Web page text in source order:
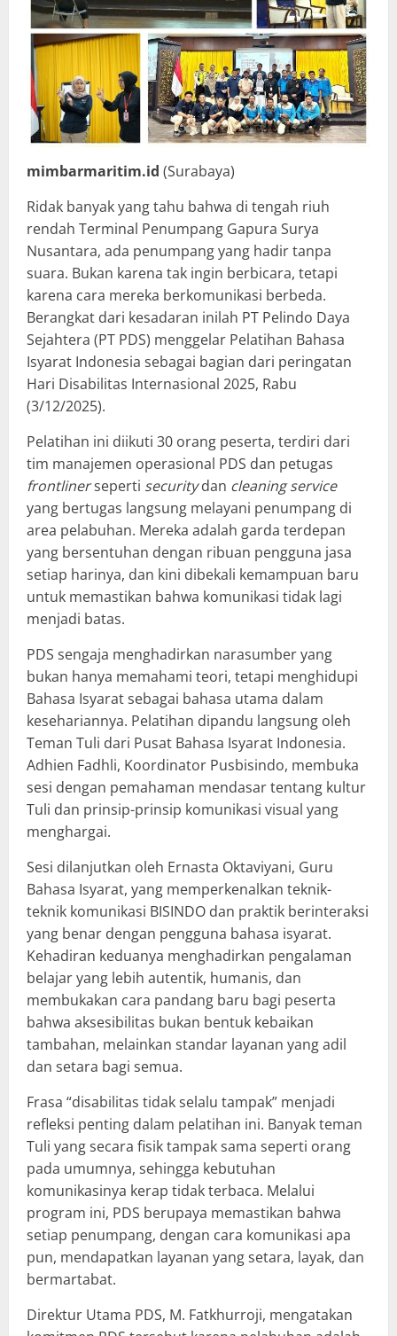
mimbarmaritim.id (Surabaya)
Ridak banyak yang tahu bahwa di tengah riuh
rendah Terminal Penumpang Gapura Surya
Nusantara, ada penumpang yang hadir tanpa
suara. Bukan karena tak ingin berbicara, tetapi
karena cara mereka berkomunikasi berbeda.
Berangkat dari kesadaran inilah PT Pelindo Daya
Sejahtera (PT PDS) menggelar Pelatihan Bahasa
Isyarat Indonesia sebagai bagian dari peringatan
Hari Disabilitas Internasional 2025, Rabu
(3/12/2025).
Pelatihan ini diikuti 30 orang peserta, terdiri dari
tim manajemen operasional PDS dan petugas
frontlinerseperti securitydan cleaning service
yang bertugas langsung melayani penumpang di
area pelabuhan. Mereka adalah garda terdepan
yang bersentuhan dengan ribuan pengguna jasa
setiap harinya, dan kini dibekali kemampuan baru
untuk memastikan bahwa komunikasi tidak lagi
menjadi batas.
PDS sengaja menghadirkan narasumber yang
bukan hanya memahami teori, tetapi menghidupi
Bahasa Isyarat sebagai bahasa utama dalam
kesehariannya. Pelatihan dipandu langsung oleh
Teman Tuli dari Pusat Bahasa Isyarat Indonesia.
Adhien Fadhli, Koordinator Pusbisindo, membuka
sesi dengan pemahaman mendasar tentang kultur
Tuli dan prinsip-prinsip komunikasi visual yang
menghargai.
Sesi dilanjutkan oleh Ernasta Oktaviyani, Guru
Bahasa Isyarat, yang memperkenalkan teknik-
teknik komunikasi BISINDO dan praktik berinteraksi
yang benar dengan pengguna bahasa isyarat.
Kehadiran keduanya menghadirkan pengalaman
belajar yang lebih autentik, humanis, dan
membukakan cara pandang baru bagi peserta
bahwa aksesibilitas bukan bentuk kebaikan
tambahan, melainkan standar layanan yang adil
dan setara bagi semua.
Frasa “disabilitas tidak selalu tampak” menjadi
refleksi penting dalam pelatihan ini. Banyak teman
Tuli yang secara fisik tampak sama seperti orang
pada umumnya, sehingga kebutuhan
komunikasinya kerap tidak terbaca. Melalui
program ini, PDS berupaya memastikan bahwa
setiap penumpang, dengan cara komunikasi apa
pun, mendapatkan layanan yang setara, layak, dan
bermartabat.
Direktur Utama PDS, M. Fatkhurroji, mengatakan